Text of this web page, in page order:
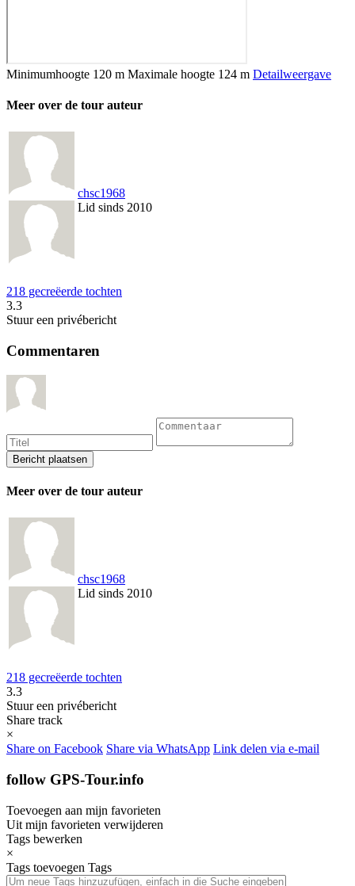
Minimumhoogte 120 m Maximale hoogte 124 m Detailweergave
Meer over de tour auteur
chsc1968
Lid sinds 2010
218 gecreëerde tochten
3.3
Stuur een privébericht
Commentaren
Meer over de tour auteur
chsc1968
Lid sinds 2010
218 gecreëerde tochten
3.3
Stuur een privébericht
Share track
×
Share on Facebook Share via WhatsApp Link delen via e-mail
follow GPS-Tour.info
Toevoegen aan mijn favorieten
Uit mijn favorieten verwijderen
Tags bewerken
×
Tags toevoegen Tags